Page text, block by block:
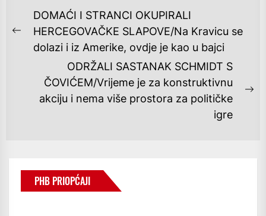
NAVIGACIJA
OBJAVA
Previous
post:
DOMAĆI I STRANCI OKUPIRALI
HERCEGOVAČKE SLAPOVE/Na Kravicu se
dolazi i iz Amerike, ovdje je kao u bajci
ODRŽALI SASTANAK SCHMIDT S
ČOVIĆEM/Vrijeme je za konstruktivnu
akciju i nema više prostora za političke
igre
PHB PRIOPĆAJI